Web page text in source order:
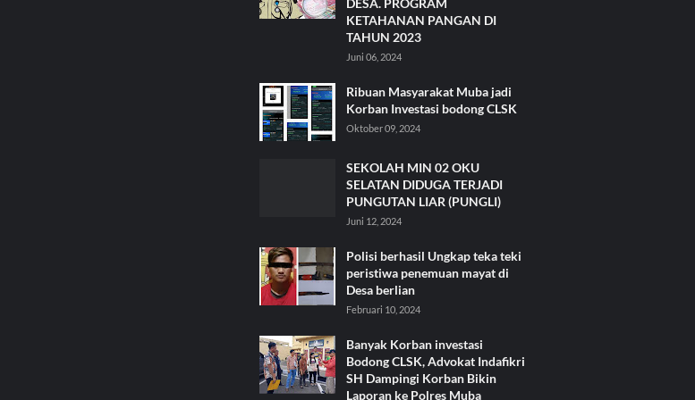
DESA. PROGRAM
KETAHANAN PANGAN DI
TAHUN 2023
Juni 06, 2024
Ribuan Masyarakat Muba jadi
Korban Investasi bodong CLSK
Oktober 09, 2024
SEKOLAH MIN 02 OKU
SELATAN DIDUGA TERJADI
PUNGUTAN LIAR (PUNGLI)
Juni 12, 2024
Polisi berhasil Ungkap teka teki
peristiwa penemuan mayat di
Desa berlian
Februari 10, 2024
Banyak Korban investasi
Bodong CLSK, Advokat Indafikri
SH Dampingi Korban Bikin
Laporan ke Polres Muba